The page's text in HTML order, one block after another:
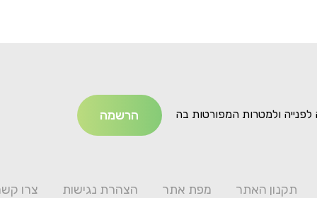
ולמטרות המפורטות בה
תקנון האתר מפת אתר הצהרת נגישות צרו